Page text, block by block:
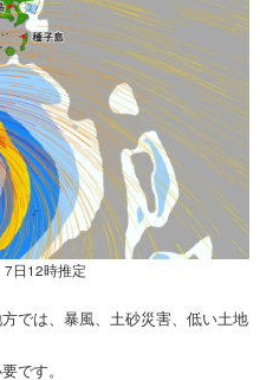
日12時推定
では、暴風、土砂災害、低い土地
です。